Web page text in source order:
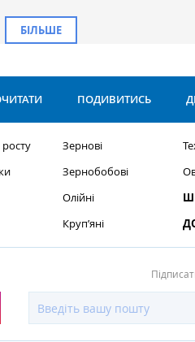
БІЛЬШЕ
ПОДИВИТИСЬ
Зернові
Зернобобові
Олійні
Круп’яні